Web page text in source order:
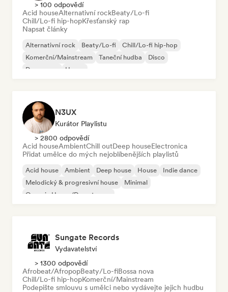
> 100 odpovědí
Acid houseAlternativní rockBeaty/Lo-fi
Chill/Lo-fi hip-hopKřesťanský rap
Napsat články
Alternativní rock Beaty/Lo-fi
Chill/Lo-fi hip-hop
Komerční/Mainstream
Taneční hudba
Disco
Dream pop
House
N3UX
Kurátor Playlistu
> 2800 odpovědí
Acid houseAmbientChill outDeep houseElectronica
Přidat umělce do mých nejoblíbenějších playlistů
Acid house Ambient Deep house House
Indie dance
Melodický & progresivní house
Minimal
Organic House/Downtempo
Sungate Records
Vydavatelství
> 1300 odpovědí
Afrobeat/AfropopBeaty/Lo-fiBossa nova
Chill/Lo-fi hip-hopKomerční/Mainstream
Podepište smlouvu s umělci nebo vydávejte jejich hudbu